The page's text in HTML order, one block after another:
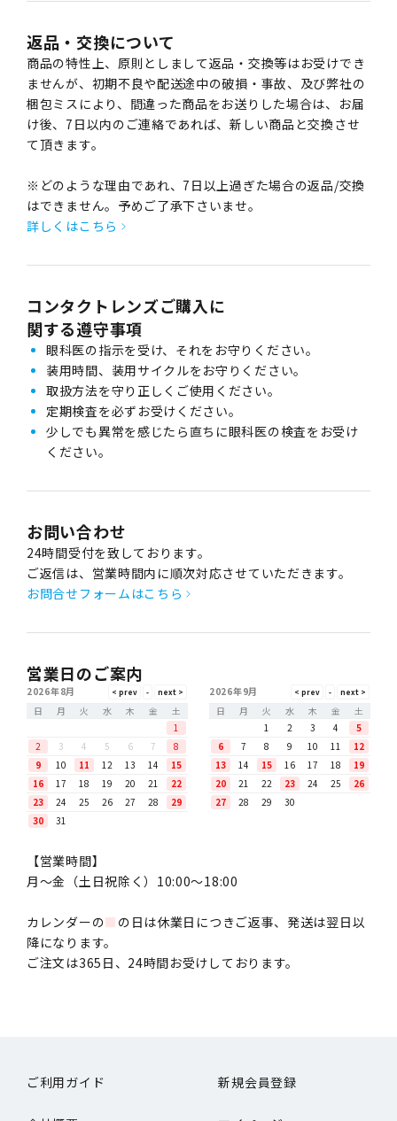
返品・交換について
商品の特性上、原則としまして返品・交換等はお受けでき
ませんが、初期不良や配送途中の破損・事故、及び弊社の
梱包ミスにより、間違った商品をお送りした場合は、お届
け後、7日以内のご連絡であれば、新しい商品と交換させ
て頂きます。
※どのような理由であれ、7日以上過ぎた場合の返品/交換
はできません。予めご了承下さいませ。
詳しくはこちら
コンタクトレンズご購入に
関する遵守事項
眼科医の指示を受け、それをお守りください。
装用時間、装用サイクルをお守りください。
取扱方法を守り正しくご使用ください。
定期検査を必ずお受けください。
少しでも異常を感じたら直ちに眼科医の検査をお受け
ください。
お問い合わせ
24時間受付を致しております。
ご返信は、営業時間内に順次対応させていただきます。
お問合せフォームはこちら
営業日のご案内
2026年8月
日
月 火 水 木 金
土
1
2
3 4 5 6 7
8
9
10 11 12 13 14
15
16
17 18 19 20 21
22
23
24 25 26 27 28
29
30
31
2026年9月
日
月 火 水 木 金
土
1
2 3 4
5
6
7 8 9 10 11
12
13
14 15 16 17 18
19
20
21 22 23 24 25
26
27
28 29 30
【営業時間】
月〜金（土日祝除く）10:00～18:00
カレンダーの■ の日は休業日につきご返事、発送は翌日以
降になります。
ご注文は365日、24時間お受けしております。
ご利用ガイド 新規会員登録